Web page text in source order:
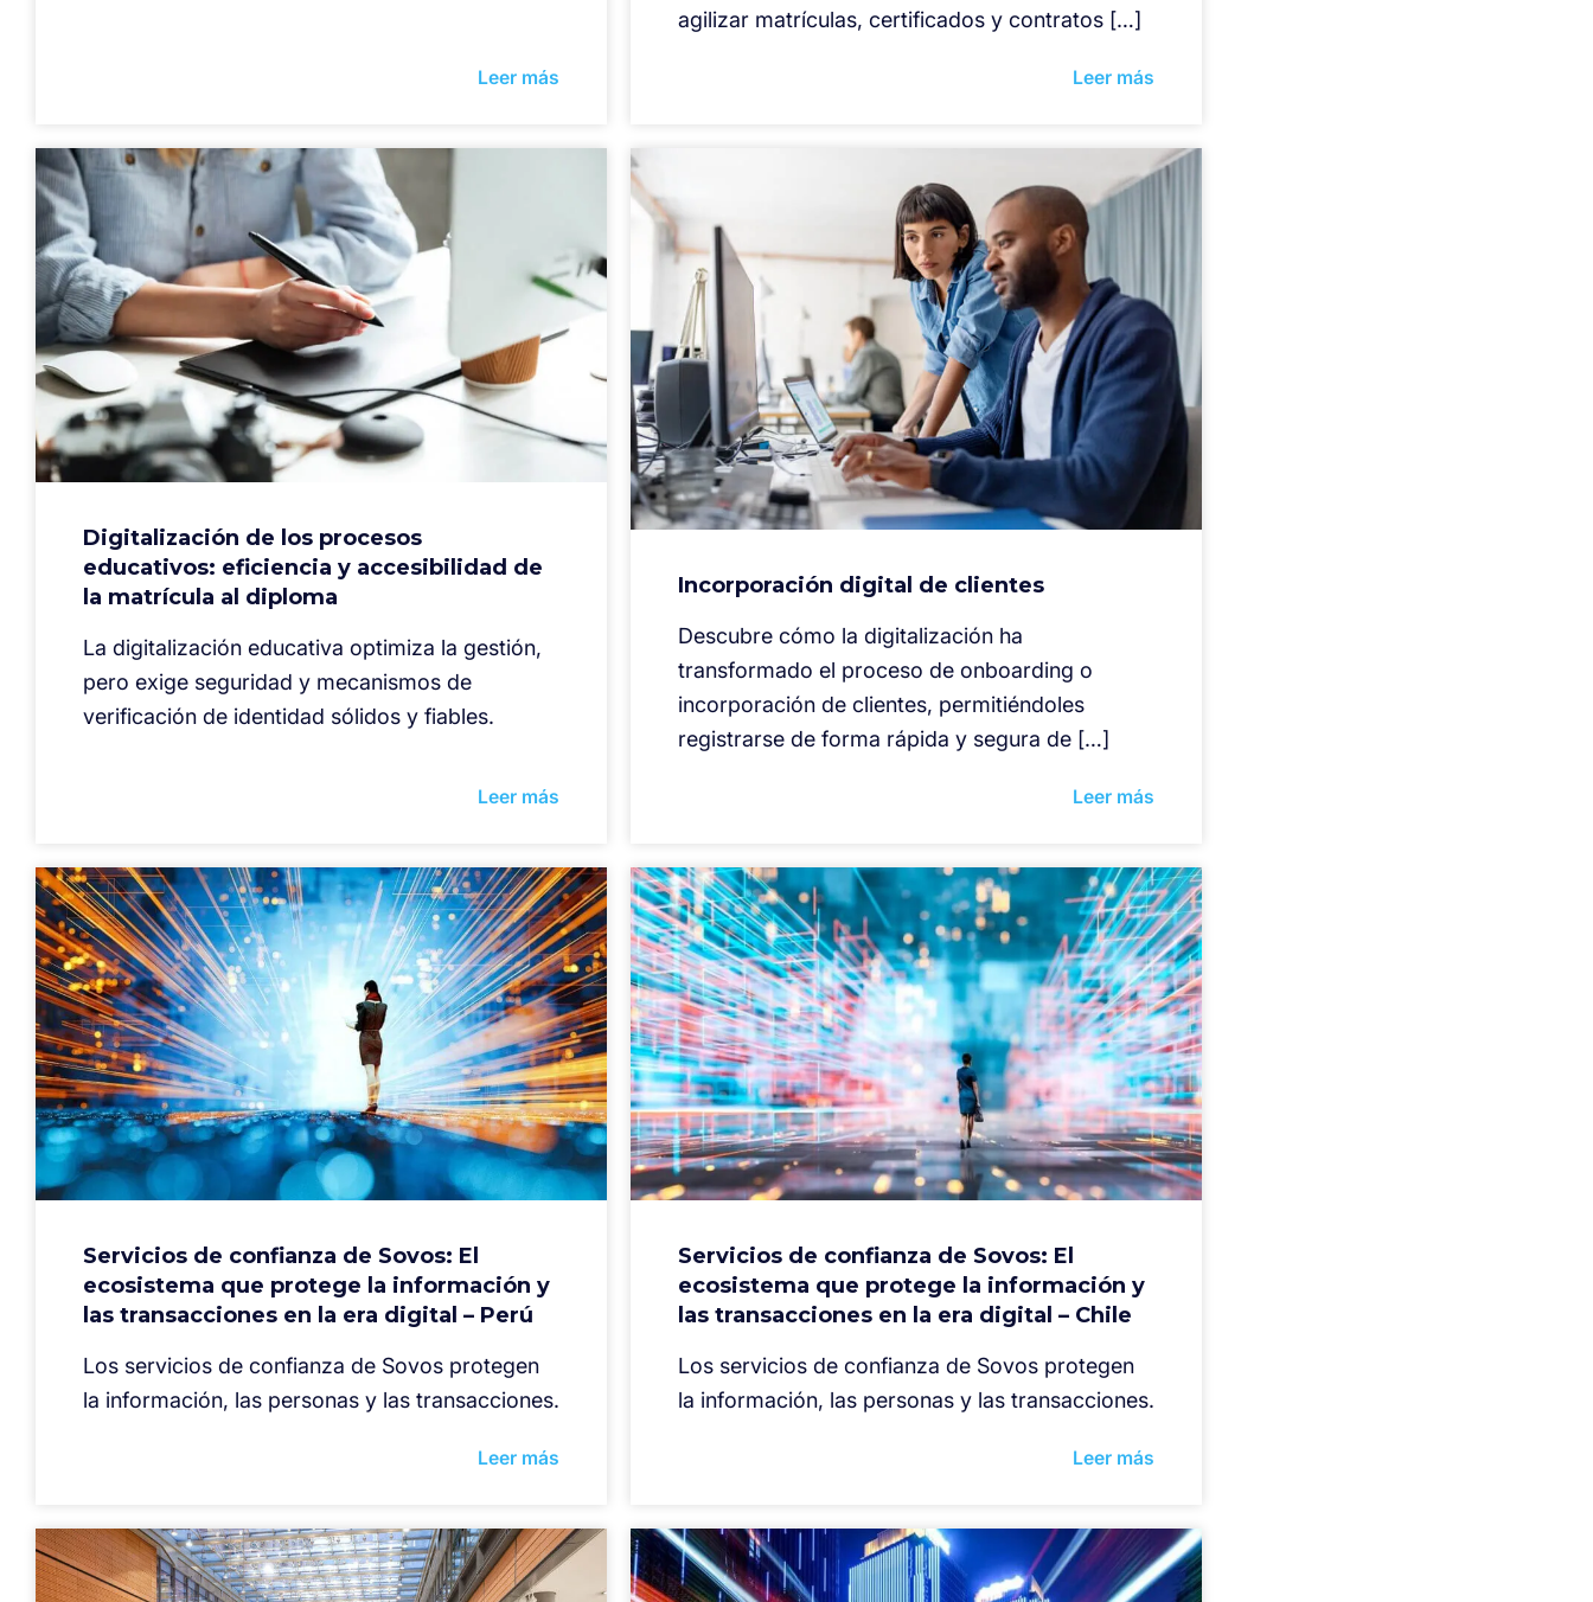
Leer más
agilizar matrículas, certificados y contratos […]
Leer más
Digitalización de los procesos
educativos: eficiencia y accesibilidad de
la matrícula al diploma
La digitalización educativa optimiza la gestión,
pero exige seguridad y mecanismos de
verificación de identidad sólidos y fiables.
Leer más
Incorporación digital de clientes
Descubre cómo la digitalización ha
transformado el proceso de onboarding o
incorporación de clientes, permitiéndoles
registrarse de forma rápida y segura de […]
Leer más
Servicios de confianza de Sovos: El
ecosistema que protege la información y
las transacciones en la era digital – Perú
Los servicios de confianza de Sovos protegen
la información, las personas y las transacciones.
Leer más
Servicios de confianza de Sovos: El
ecosistema que protege la información y
las transacciones en la era digital – Chile
Los servicios de confianza de Sovos protegen
la información, las personas y las transacciones.
Leer más